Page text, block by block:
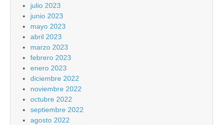
julio 2023
junio 2023
mayo 2023
abril 2023
marzo 2023
febrero 2023
enero 2023
diciembre 2022
noviembre 2022
octubre 2022
septiembre 2022
agosto 2022